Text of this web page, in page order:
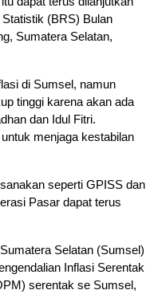
(BRS) Bulan
Sumatera Selatan,
di Sumsel, namun
tinggi karena akan ada
dan Idul Fitri.
menjaga kestabilan
seperti GPISS dan
Pasar dapat terus
Selatan (Sumsel)
Inflasi Serentak
serentak se Sumsel,